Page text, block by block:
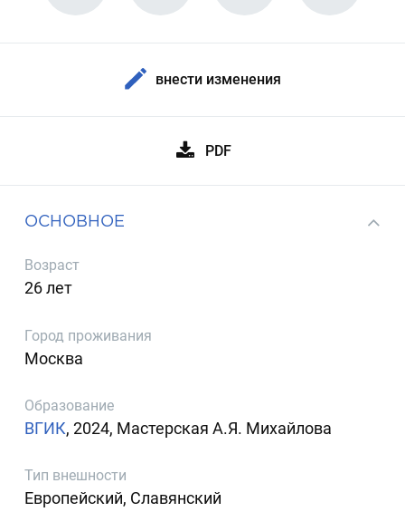
внести изменения
PDF
ОСНОВНОЕ
Возраст
26 лет
Город проживания
Москва
Образование
ВГИК, 2024, Мастерская А.Я. Михайлова
Тип внешности
Европейский, Славянский